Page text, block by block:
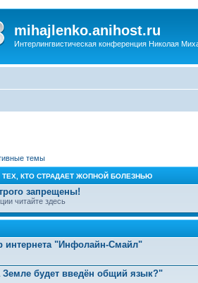
mihajlenko.anihost.ru
Интерлингвистическая конференция Николая
темы
КТО СТРАДАЕТ ЖОПНОЙ БОЛЕЗНЬЮ
запрещены!
читайте здесь
интернета "Инфолайн-Смайл"
Земле будет введён общий язык?"